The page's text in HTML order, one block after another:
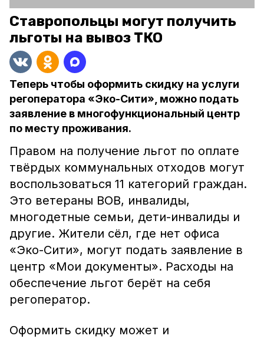
Ставропольцы могут получить
льготы на вывоз ТКО
Теперь чтобы оформить скидку на услуги
регоператора «Эко-Сити», можно подать
заявление в многофункциональный центр
по месту проживания.
Правом на получение льгот по оплате
твёрдых коммунальных отходов могут
воспользоваться 11 категорий граждан.
Это ветераны ВОВ, инвалиды,
многодетные семьи, дети-инвалиды и
другие. Жители сёл, где нет офиса
«Эко-Сити», могут подать заявление в
центр «Мои документы». Расходы на
обеспечение льгот берёт на себя
регоператор.
Оформить скидку может и